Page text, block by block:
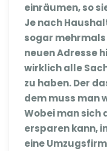
einräumen, so
Je nach
sogar
neuen Adresse
wirklich alle
zu haben. Der
dem muss man
Wobei man sich
ersparen kann,
eine